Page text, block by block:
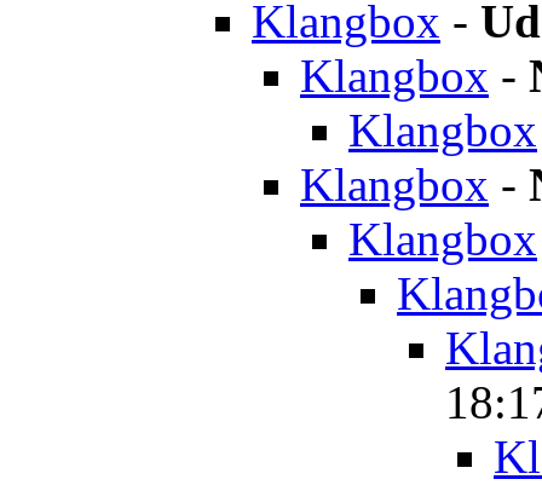
Klangbox -
Klangbox -
Klangbox
Klangbox -
Klangbox